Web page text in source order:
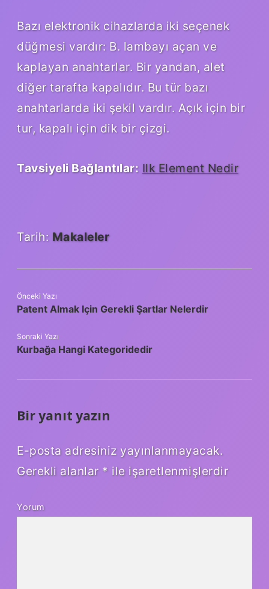
Bazı elektronik cihazlarda iki seçenek
düğmesi vardır: B. lambayı açan ve
kaplayan anahtarlar. Bir yandan, alet
diğer tarafta kapalıdır. Bu tür bazı
anahtarlarda iki şekil vardır. Açık için bir
tur, kapalı için dik bir çizgi.
Tavsiyeli Bağlantılar: Ilk Element Nedir
Tarih: Makaleler
Önceki Yazı
Patent Almak Için Gerekli Şartlar Nelerdir
Sonraki Yazı
Kurbağa Hangi Kategoridedir
Bir yanıt yazın
E-posta adresiniz yayınlanmayacak.
Gerekli alanlar * ile işaretlenmişlerdir
Yorum